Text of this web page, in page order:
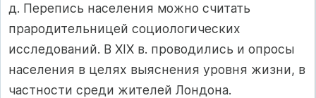
д. Перепись населения можно считать
прародительницей социологических
исследований. В XIX в. проводились и опросы
населения в целях выяснения уровня жизни, в
частности среди жителей Лондона.